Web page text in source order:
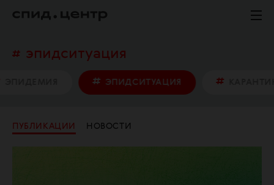
эпидситуация
ЭПИДСИТУАЦИЯ
ПУБЛИКАЦИИ НОВОСТИ